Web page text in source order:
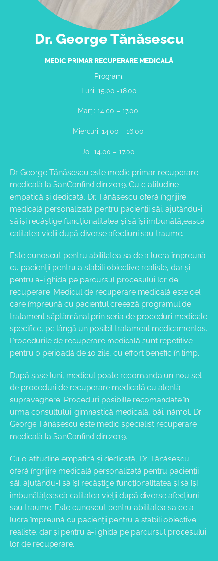
Dr. George Tănăsescu
MEDIC PRIMAR RECUPERARE MEDICALĂ
Program:
Luni: 15.00 -18.00
Marți: 14.00 – 17.00
Miercuri: 14.00 – 16.00
Joi: 14.00 – 17.00
Dr. George Tănăsescu este medic primar recuperare
medicală la SanConfind din 2019. Cu o atitudine
empatică și dedicată, Dr. Tănăsescu oferă îngrijire
medicală personalizată pentru pacienții săi, ajutându-i
să își recâștige funcționalitatea și să își îmbunătățească
calitatea vieții după diverse afecțiuni sau traume.
Este cunoscut pentru abilitatea sa de a lucra împreună
cu pacienții pentru a stabili obiective realiste, dar și
pentru a-i ghida pe parcursul procesului lor de
recuperare. Medicul de recuperare medicală este cel
care împreună cu pacientul creează programul de
tratament săptămânal prin seria de proceduri medicale
specifice, pe lângă un posibil tratament medicamentos.
Procedurile de recuperare medicală sunt repetitive
pentru o perioadă de 10 zile, cu effort benefic în timp.
După șașe luni, medicul poate recomanda un nou set
de proceduri de recuperare medicală cu atentă
supraveghere. Proceduri posibille recomandate în
urma consultului: gimnastică medicală, băi, nămol. Dr.
George Tănăsescu este medic specialist recuperare
medicală la SanConfind din 2019.
Cu o atitudine empatică și dedicată, Dr. Tănăsescu
oferă îngrijire medicală personalizată pentru pacienții
săi, ajutându-i să își recâștige funcționalitatea și să își
îmbunătățească calitatea vieții după diverse afecțiuni
sau traume. Este cunoscut pentru abilitatea sa de a
lucra împreună cu pacienții pentru a stabili obiective
realiste, dar și pentru a-i ghida pe parcursul procesului
lor de recuperare.